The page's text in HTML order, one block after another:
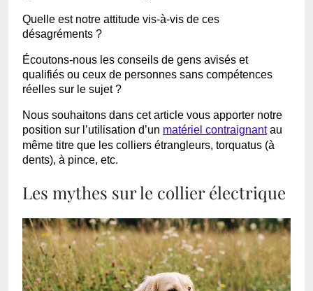
Quelle est notre attitude vis-à-vis de ces
désagréments ?
Écoutons-nous les conseils de gens avisés et
qualifiés ou ceux de personnes sans compétences
réelles sur le sujet ?
Nous souhaitons dans cet article vous apporter notre
position sur l’utilisation d’un matériel contraignantau
même titre que les colliers étrangleurs, torquatus (à
dents), à pince, etc.
Les mythes sur le collier électrique